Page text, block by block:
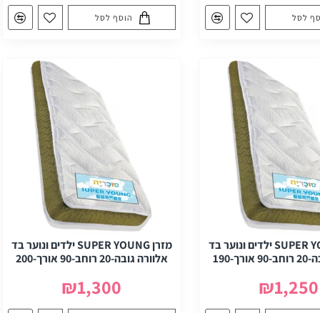
לסל הוסף לסל
מזרן SUPER YOUNG ילדים ונוער בד
190
₪1,250
מזרן SUPER YOUNG ילדים ונוער בד
אלוורה גובה-20 רוחב-90 אורך-200
₪1,300